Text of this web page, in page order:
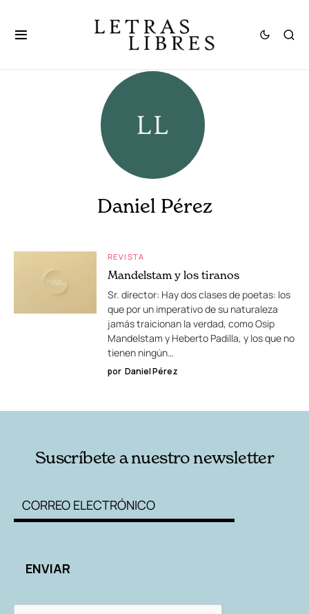
Daniel Pérez
REVISTA
Mandelstam y los tiranos
Sr. director: Hay dos clases de poetas: los
que por un imperativo de su naturaleza
jamás traicionan la verdad, como Osip
Mandelstam y Heberto Padilla, y los que no
tienen ningún…
por Daniel Pérez
Suscríbete a nuestro newsletter